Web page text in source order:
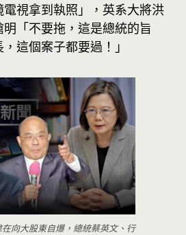
視拿到執照」，英系大將洪
「不要拖，這是總統的旨
這個案子都要過！」
向大股東自爆，總統蔡英文、行